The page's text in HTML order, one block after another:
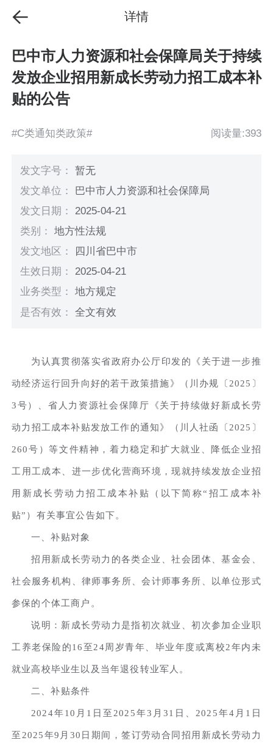
详情
巴中市人力资源和社会保障局关于持续
发放企业招用新成长劳动力招工成本补
贴的公告
#C类通知类政策# 阅读量:393
发文字号：暂无
发文单位： 巴中市人力资源和社会保障局
发文日期： 2025-04-21
类别：地方性法规
发文地区：
四川省巴中市
生效日期： 2025-04-21
业务类型：地方规定
是否有效：全文有效
为认真贯彻落实省政府办公厅印发的《关于进一步推
动经济运行回升向好的若干政策措施》（川办规〔2025〕
3号）、省人力资源社会保障厅《关于持续做好新成长劳
动力招工成本补贴发放工作的通知》（川人社函〔2025〕
260号）等文件精神，着力稳定和扩大就业、降低企业招
工用工成本、进一步优化营商环境，现就持续发放企业招
用新成长劳动力招工成本补贴（以下简称“招工成本补
贴”）有关事宜公告如下。
一、补贴对象
招用新成长劳动力的各类企业、社会团体、基金会、
社会服务机构、律师事务所、会计师事务所、以单位形式
参保的个体工商户。
说明：新成长劳动力是指初次就业、初次参加企业职
工养老保险的16至24周岁青年、毕业年度或离校2年内未
就业高校毕业生以及当年退役转业军人。
二、补贴条件
2024年10月1日至2025年3月31日、2025年4月1日
至2025年9月30日期间，签订劳动合同招用新成长劳动力